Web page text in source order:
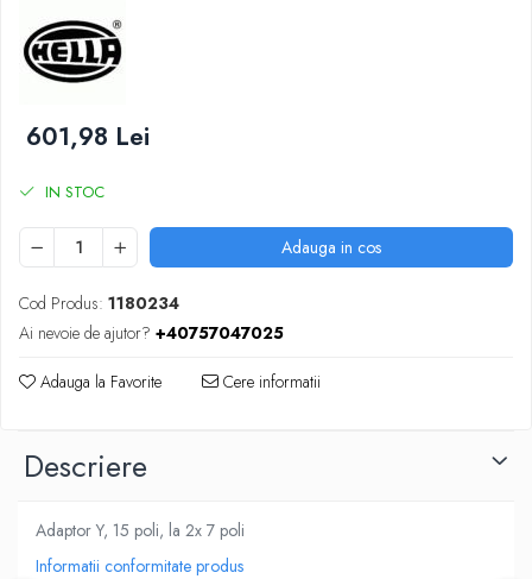
SUPAPE PNEUMATICE
SUSPENSIE
601,98 Lei
IN STOC
Adauga in cos
Cod Produs: 1180234
Ai nevoie de ajutor? +40757047025
Adauga la Favorite Cere informatii
Descriere
Adaptor Y, 15 poli, la 2x 7 poli
Informatii conformitate produs